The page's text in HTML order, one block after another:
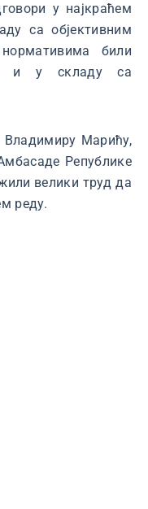
у најкраћем
са објективним
били
и у складу са
Владимиру Марићу,
Републике
велики труд да
реду.